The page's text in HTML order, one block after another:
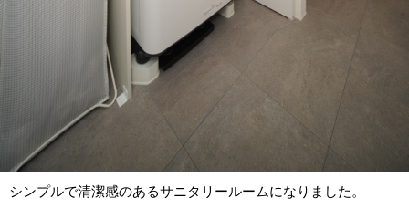
シンプルで清潔感のあるサニタリールームになりました。